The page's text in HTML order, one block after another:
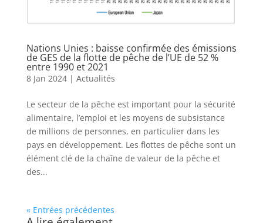
Nations Unies : baisse confirmée des émissions
de GES de la flotte de pêche de l’UE de 52 %
entre 1990 et 2021
8 Jan 2024| Actualités
Le secteur de la pêche est important pour la sécurité
alimentaire, l’emploi et les moyens de subsistance
de millions de personnes, en particulier dans les
pays en développement. Les flottes de pêche sont un
élément clé de la chaîne de valeur de la pêche et
des...
« Entrées précédentes